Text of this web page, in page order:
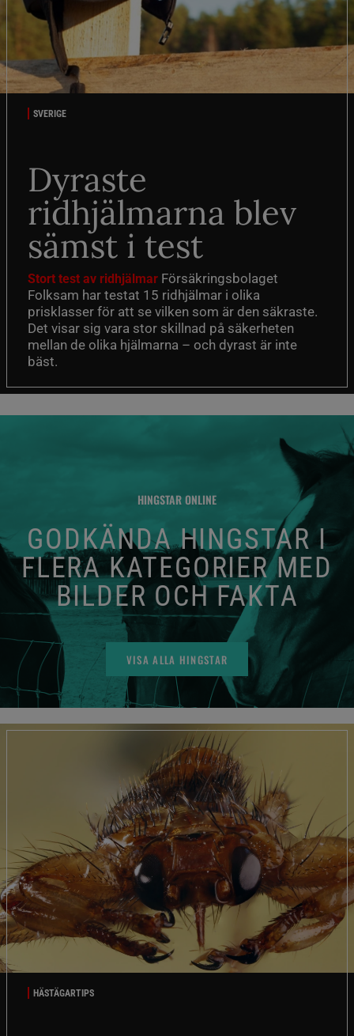
SVERIGE
Dyraste
ridhjälmarna blev
sämst i test
Stort test av ridhjälmar Försäkringsbolaget
Folksam har testat 15 ridhjälmar i olika
prisklasser för att se vilken som är den säkraste.
Det visar sig vara stor skillnad på säkerheten
mellan de olika hjälmarna – och dyrast är inte
bäst.
HINGSTAR ONLINE
GODKÄNDA HINGSTAR I
FLERA KATEGORIER MED
BILDER OCH FAKTA
VISA ALLA HINGSTAR
HÄSTÄGARTIPS